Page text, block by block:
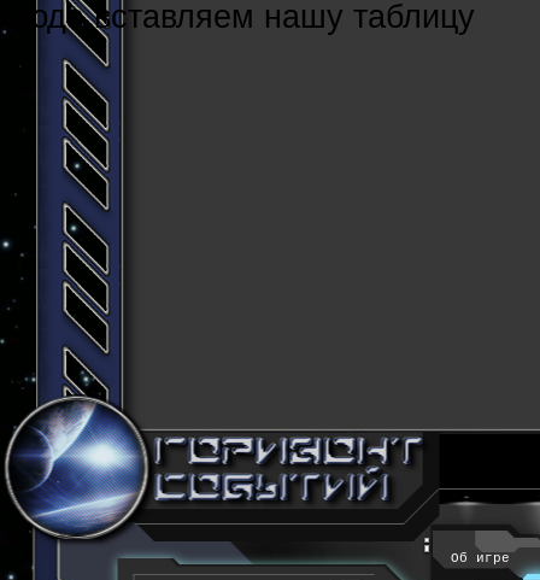
Cюда вставляем нашу таблицу
Об игре